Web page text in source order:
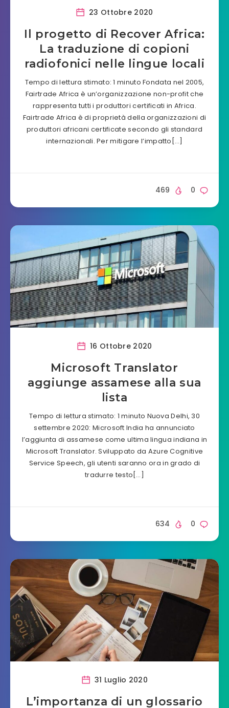
23 Ottobre 2020
Il progetto di Recover Africa:
La traduzione di copioni
radiofonici nelle lingue locali
Tempo di lettura stimato: 1 minuto Fondata nel 2005,
Fairtrade Africa è un’organizzazione non-profit che
rappresenta tutti i produttori certificati in Africa.
Fairtrade Africa è di proprietà della organizzazioni di
produttori africani certificate secondo gli standard
internazionali. Per mitigare l’impatto[…]
0
469
16 Ottobre 2020
Microsoft Translator
aggiunge assamese alla sua
lista
Tempo di lettura stimato: 1 minuto Nuova Delhi, 30
settembre 2020: Microsoft India ha annunciato
l’aggiunta di assamese come ultima lingua indiana in
Microsoft Translator. Sviluppato da Azure Cognitive
Service Speech, gli utenti saranno ora in grado di
tradurre testo[…]
0
634
31 Luglio 2020
L’importanza di un glossario